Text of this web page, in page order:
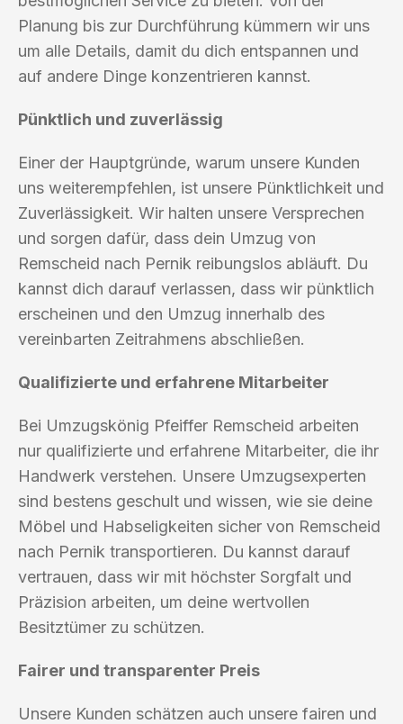
Planung bis zur Durchführung kümmern wir uns
um alle Details, damit du dich entspannen und
auf andere Dinge konzentrieren kannst.
Pünktlich und zuverlässig
Einer der Hauptgründe, warum unsere Kunden
uns weiterempfehlen, ist unsere Pünktlichkeit und
Zuverlässigkeit. Wir halten unsere Versprechen
und sorgen dafür, dass dein Umzug von
Remscheid nach Pernik reibungslos abläuft. Du
kannst dich darauf verlassen, dass wir pünktlich
erscheinen und den Umzug innerhalb des
vereinbarten Zeitrahmens abschließen.
Qualifizierte und erfahrene Mitarbeiter
Bei Umzugskönig Pfeiffer Remscheid arbeiten
nur qualifizierte und erfahrene Mitarbeiter, die ihr
Handwerk verstehen. Unsere Umzugsexperten
sind bestens geschult und wissen, wie sie deine
Möbel und Habseligkeiten sicher von Remscheid
nach Pernik transportieren. Du kannst darauf
vertrauen, dass wir mit höchster Sorgfalt und
Präzision arbeiten, um deine wertvollen
Besitztümer zu schützen.
Fairer und transparenter Preis
Unsere Kunden schätzen auch unsere fairen und